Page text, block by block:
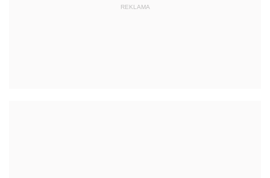
REKLAMA